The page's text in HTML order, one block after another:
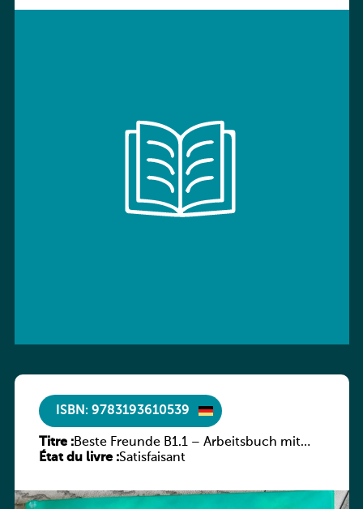
ISBN: 9783193610539
Titre :Beste Freunde B1.1 – Arbeitsbuch mit
Audio-CD
État du livre :Satisfaisant